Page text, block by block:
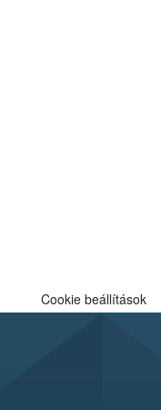
Cookie beállítások